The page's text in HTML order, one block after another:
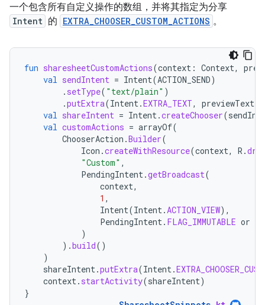
一个包含所有自定义操作的数组，并将其指定为分享
Intent 的 EXTRA_CHOOSER_CUSTOM_ACTIONS 。
fun sharesheetCustomActions(context : Context,
val sendIntent = Intent(ACTION_SEND)
. setType( "text/plain" )
.putExtra(Intent .EXTRA_TEXT, previewText
val shareIntent = Intent .createChooser(
val customActions = arrayOf(
ChooserAction .Builder(
Icon .createWithResource(context, R .
"Custom" ,
PendingIntent .getBroadcast(
context,
1 ,
Intent(Intent . ACTION_VIEW),
PendingIntent . FLAG_IMMUTABLE or
)
).build()
)
shareIntent .putExtra(Intent .
context . startActivity(shareIntent)
}